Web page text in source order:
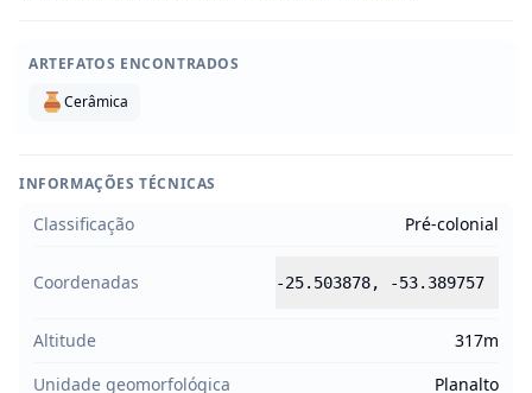
ARTEFATOS ENCONTRADOS
Cerâmica
INFORMAÇÕES TÉCNICAS
Classificação Pré-colonial
Coordenadas -25.503878, -53.389757
Altitude
317m
Unidade geomorfológica
Planalto